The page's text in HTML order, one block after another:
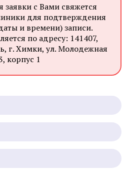
заявки с Вами свяжется
для подтверждения
и времени) записи.
по адресу: 141407,
г. Химки, ул. Молодежная
корпус 1